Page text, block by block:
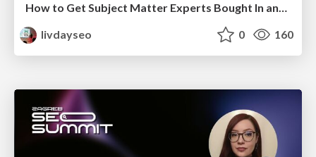
How to Get Subject Matter Experts Bought In and Actively Contributing to SEO & PR Initiatives.
livdayseo
0 160